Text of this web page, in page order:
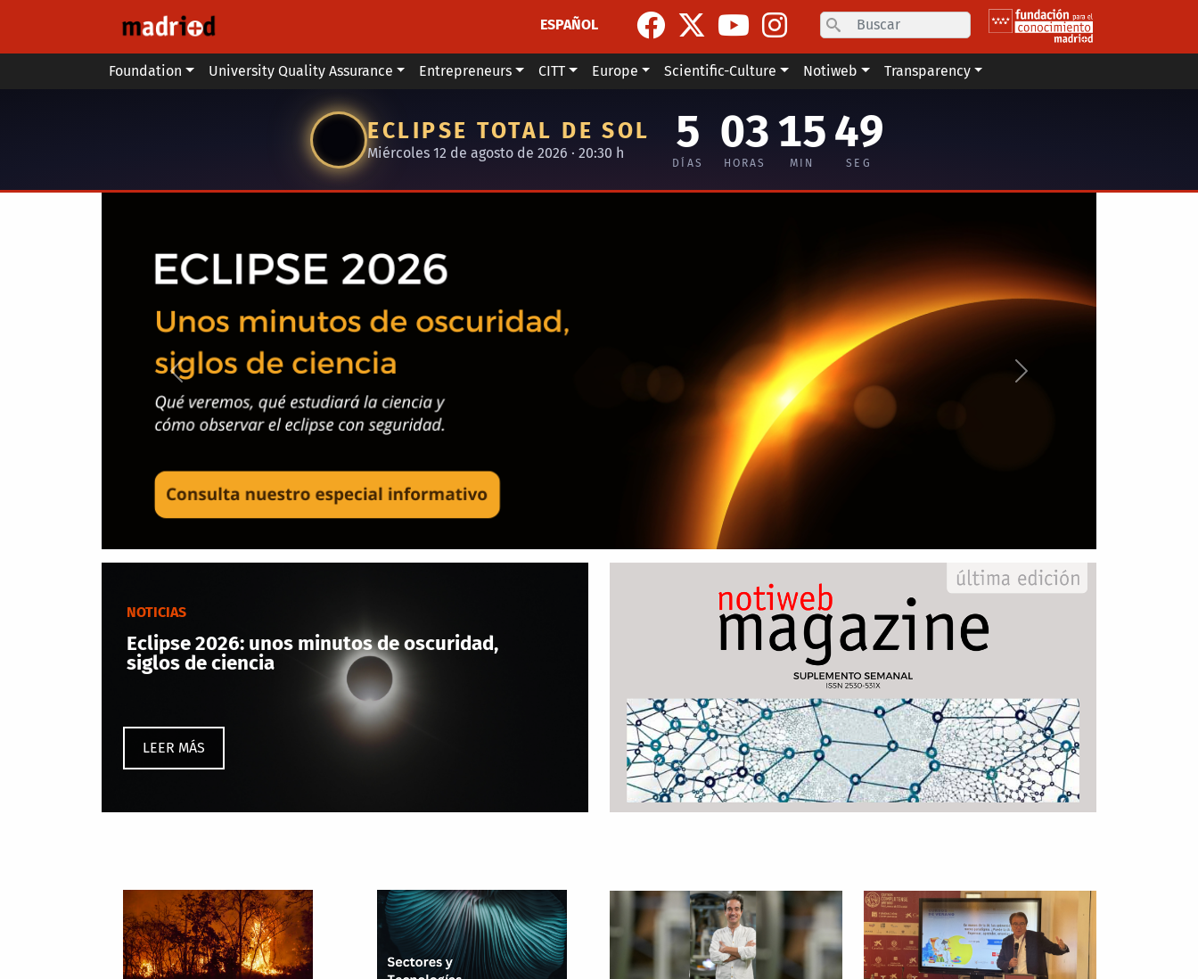
ESPAÑOL
Search
Main menu
Foundation University Quality Assurance Entrepreneurs CITT Europe Scientific-Culture Notiweb Transparency
ECLIPSE TOTAL DE SOL
Miércoles 12 de agosto de 2026 · 20:30 h 5
DÍAS
03
HORAS
15
MIN
48
SEG
Anterior Siguiente
NOTICIAS
Eclipse 2026: unos minutos de oscuridad,
siglos de ciencia
LEER MÁS